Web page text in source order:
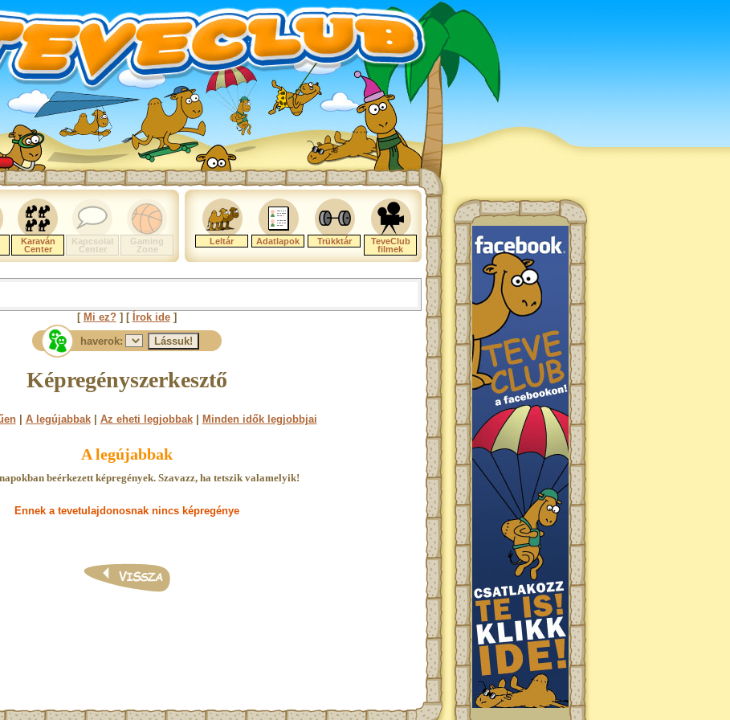
Karaván
Center
Kapcsolat
Center
Gaming
Zone
Leltár Adatlapok Trükktár
TeveClub
filmek
[ Mi ez?] [ Írok ide]
haverok:
Képregényszerkesztő
| A legújabbak| Az eheti legjobbak| Minden idők legjobbjai
A legújabbak
beérkezett képregények. Szavazz, ha tetszik valamelyik!
Ennek a tevetulajdonosnak nincs képregénye